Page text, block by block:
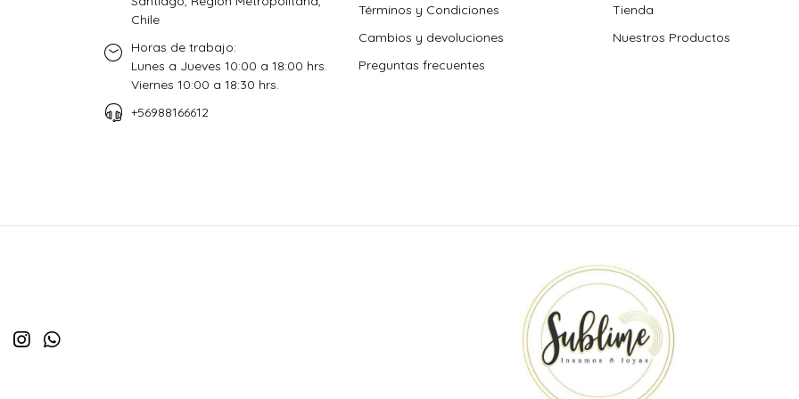
Chile
Horas de trabajo:
Lunes a Jueves 10:00 a 18:00 hrs.
Viernes 10:00 a 18:30 hrs.
+56988166612
Términos y Condiciones
Cambios y devoluciones
Preguntas frecuentes
Tienda
Nuestros Productos